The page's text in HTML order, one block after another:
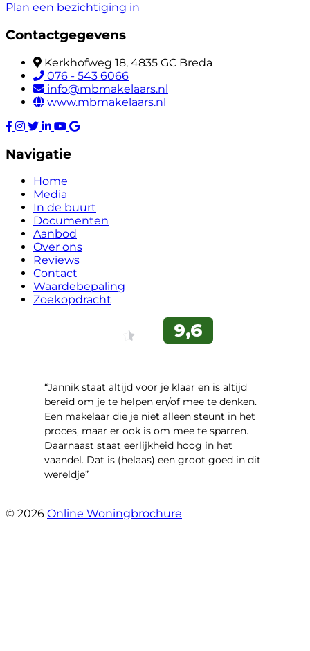
Plan een bezichtiging in
Contactgegevens
Kerkhofweg 18, 4835 GC Breda
076 - 543 6066
info@mbmakelaars.nl
www.mbmakelaars.nl
Navigatie
Home
Media
In de buurt
Documenten
Aanbod
Over ons
Reviews
Contact
Waardebepaling
Zoekopdracht
“Jannik staat altijd voor je klaar en is altijd
bereid om je te helpen en/of mee te denken.
Een makelaar die je niet alleen steunt in het
proces, maar er ook is om mee te sparren.
Daarnaast staat eerlijkheid hoog in het
vaandel. Dat is (helaas) een groot goed in dit
wereldje”
© 2026 Online Woningbrochure